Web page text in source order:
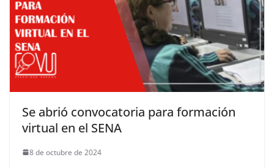
Se abrió convocatoria para formación
virtual en el SENA
8 de octubre de 2024